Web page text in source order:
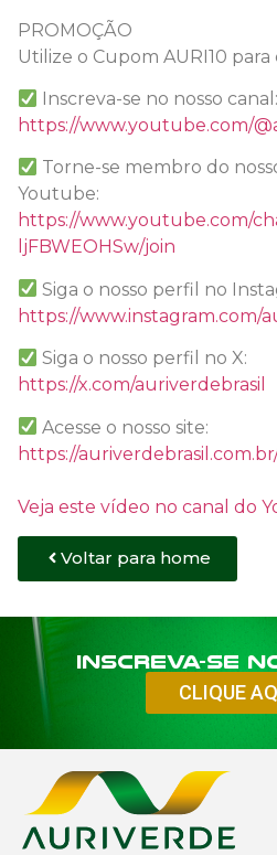
PROMOÇÃO
Utilize o Cupom AURI10
Inscreva-se no nosso canal:
https://www.youtube.com/
Torne-se membro do
Youtube:
https://www.youtube.com/
ljFBWEOHSw/join
Siga o nosso perfil no
https://www.instagram.com/
Siga o nosso perfil no X:
https://x.com/auriverdebrasil
Acesse o nosso site:
https://
Veja este vídeo no canal do
Voltar para home
Inscreva-se no
CLIQUE